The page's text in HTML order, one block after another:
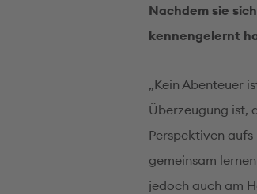
Nachdem sie
kennengelernt
„Kein Abenteuer
Überzeugung ist,
Perspektiven
gemeinsam
jedoch auch am